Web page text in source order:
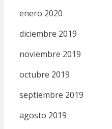
enero 2020
diciembre 2019
noviembre 2019
octubre 2019
septiembre 2019
agosto 2019